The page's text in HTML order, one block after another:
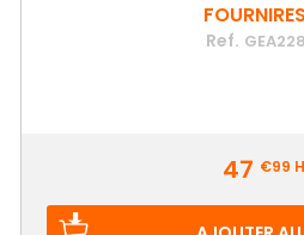
Ref.
47 €99